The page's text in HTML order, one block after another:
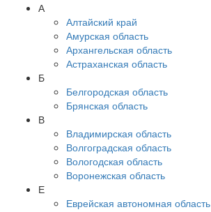
А
Алтайский край
Амурская область
Архангельская область
Астраханская область
Б
Белгородская область
Брянская область
В
Владимирская область
Волгоградская область
Вологодская область
Воронежская область
Е
Еврейская автономная область